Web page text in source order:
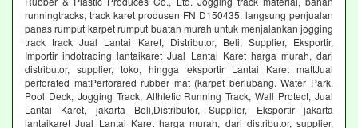
runningtracks, track karet produsen FN D150435. langsung penjualan
panas rumput karpet rumput buatan murah untuk menjalankan jogging
track track Jual Lantai Karet, Distributor, Beli, Supplier, Eksportir,
Importir indotrading lantaikaret Jual Lantai Karet harga murah, dari
distributor, supplier, toko, hingga eksportir Lantai Karet mattJual
perforated matPerforared rubber mat (karpet berlubang. Water Park,
Pool Deck, Jogging Track, Althletic Running Track, Wall Protect, Jual
Lantai Karet, jakarta Beli,Distributor, Supplier, Eksportir jakarta
lantaikaret Jual Lantai Karet harga murah, dari distributor, supplier,